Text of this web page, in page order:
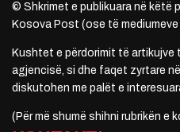
© Shkrimet e publikuara në këtë
Kosova Post (ose të
Kushtet e përdorimit të artikujve
agjencisë, si dhe faqet zyrtare
diskutohen me palët e
(Për më shumë shihni rubrikën e